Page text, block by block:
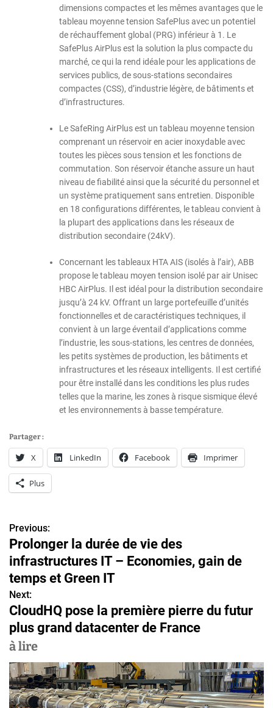
dimensions compactes et les mêmes avantages que le
tableau moyenne tension SafePlus avec un potentiel
de réchauffement global (PRG) inférieur à 1. Le
SafePlus AirPlus est la solution la plus compacte du
marché, ce qui la rend idéale pour les applications de
services publics, de sous-stations secondaires
compactes (CSS), d’industrie légère, de bâtiments et
d’infrastructures.
Le SafeRing AirPlus est un tableau moyenne tension
comprenant un réservoir en acier inoxydable avec
toutes les pièces sous tension et les fonctions de
commutation. Son réservoir étanche assure un haut
niveau de fiabilité ainsi que la sécurité du personnel et
un système pratiquement sans entretien. Disponible
en 18 configurations différentes, le tableau convient à
la plupart des applications dans les réseaux de
distribution secondaire (24kV).
Concernant les tableaux HTA AIS (isolés à l’air), ABB
propose le tableau moyen tension isolé par air Unisec
HBC AirPlus. Il est idéal pour la distribution secondaire
jusqu’à 24 kV. Offrant un large portefeuille d’unités
fonctionnelles et de caractéristiques techniques, il
convient à un large éventail d’applications comme
l’industrie, les sous-stations, les centres de données,
les petits systèmes de production, les bâtiments et
infrastructures et les réseaux intelligents. Il est certifié
pour être installé dans les conditions les plus rudes
telles que la marine, les zones à risque sismique élevé
et les environnements à basse température.
Partager :
X LinkedIn Facebook Imprimer
Plus
N
a
v
i
g
a
t
i
Previous:
Prolonger la durée de vie des
infrastructures IT – Economies, gain de
temps et Green IT
Next:
CloudHQ pose la première pierre du futur
plus grand datacenter de France
à lire